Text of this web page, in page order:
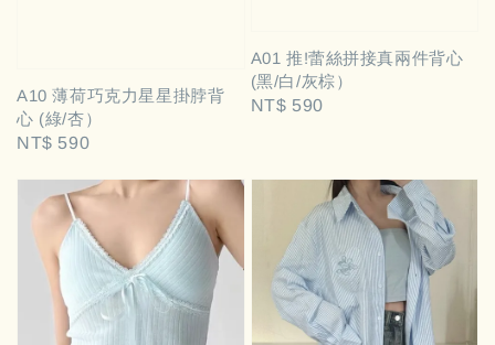
A10 薄荷巧克力星星掛脖背
心 (綠/杏）
Regular
NT$ 590
A01 推!蕾絲拼接真兩件背心
(黑/白/灰棕）
Regular
NT$ 590